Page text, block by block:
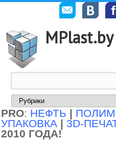
MPlast.by
PRO: НЕФТЬ |
УПАКОВКА | 3D-
2010 ГОДА!